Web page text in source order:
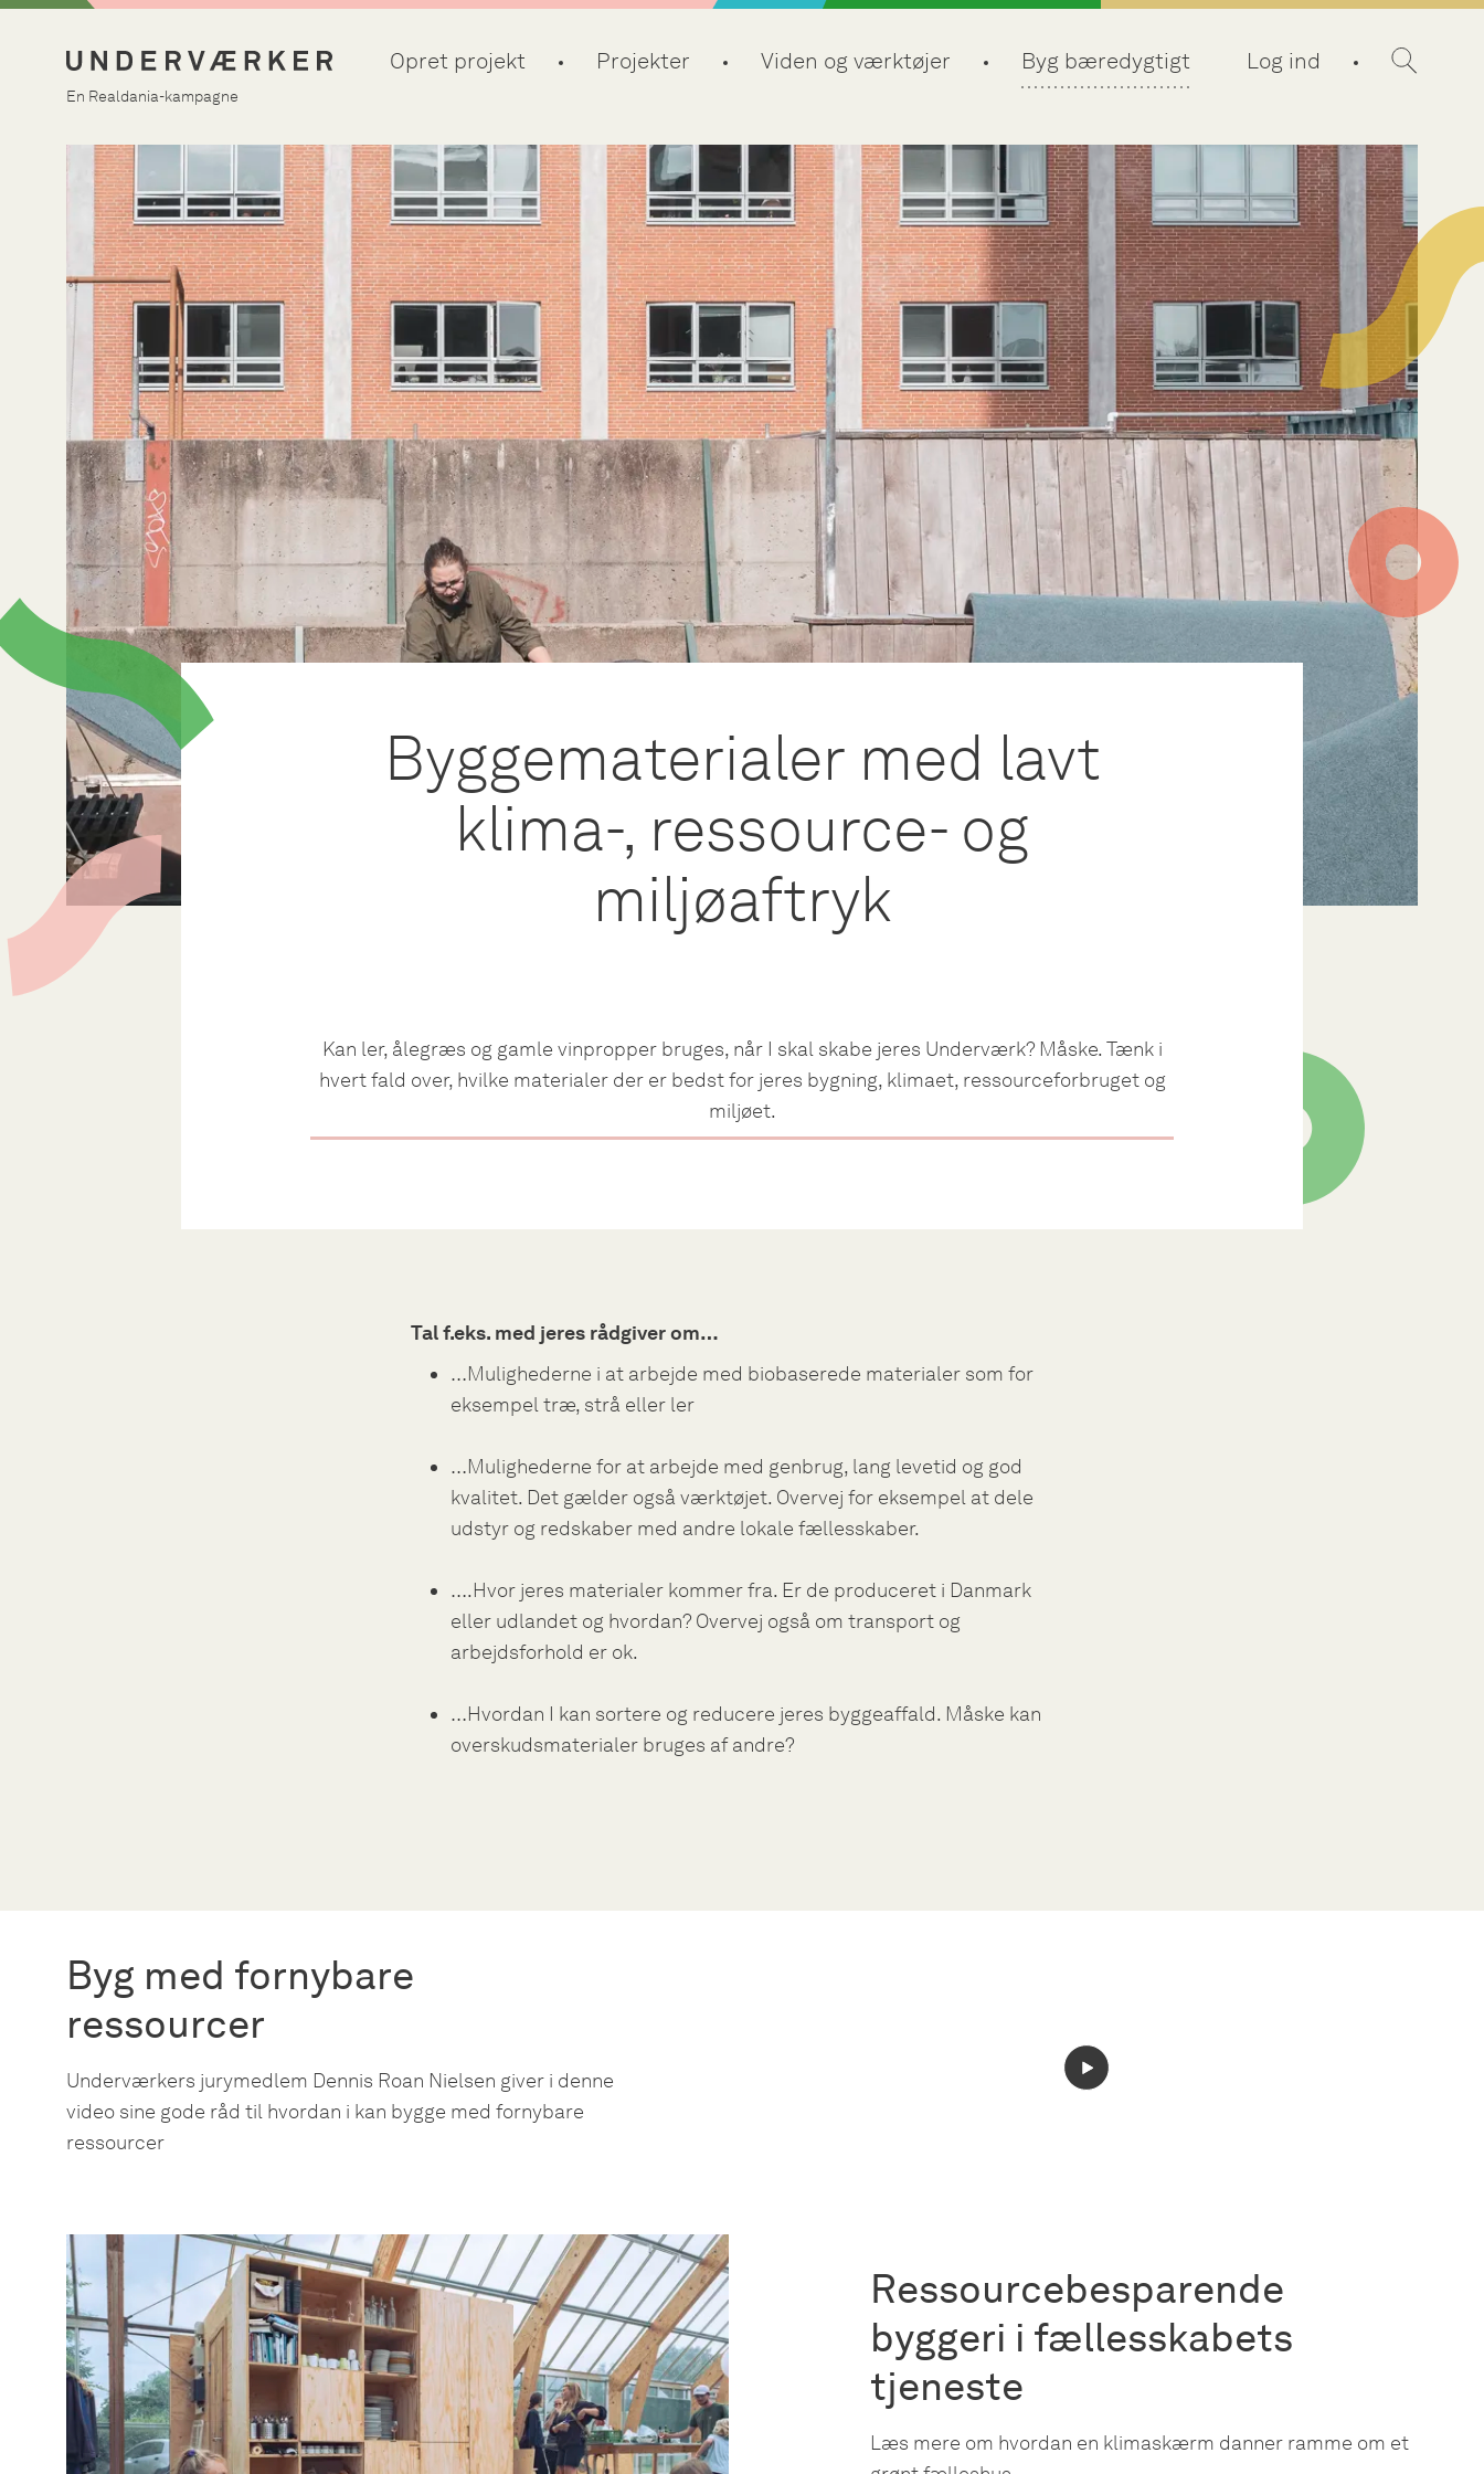
En Realdania-kampagne
Opret projekt Projekter Viden og værktøjer Byg bæredygtigt Log ind
Byggematerialer med lavt
klima-, ressource- og
miljøaftryk
Kan ler, ålegræs og gamle vinpropper bruges, når I skal skabe jeres Underværk? Måske. Tænk i
hvert fald over, hvilke materialer der er bedst for jeres bygning, klimaet, ressourceforbruget og
miljøet.
Tal f.eks. med jeres rådgiver om…
…Mulighederne i at arbejde med biobaserede materialer som for
eksempel træ, strå eller ler
…Mulighederne for at arbejde med genbrug, lang levetid og god
kvalitet. Det gælder også værktøjet. Overvej for eksempel at dele
udstyr og redskaber med andre lokale fællesskaber.
….Hvor jeres materialer kommer fra. Er de produceret i Danmark
eller udlandet og hvordan? Overvej også om transport og
arbejdsforhold er ok.
…Hvordan I kan sortere og reducere jeres byggeaffald. Måske kan
overskudsmaterialer bruges af andre?
Byg med fornybare
ressourcer
Underværkers jurymedlem Dennis Roan Nielsen giver i denne
video sine gode råd til hvordan i kan bygge med fornybare
ressourcer
Ressourcebesparende
byggeri i fællesskabets
tjeneste
Læs mere om hvordan en klimaskærm danner ramme om et